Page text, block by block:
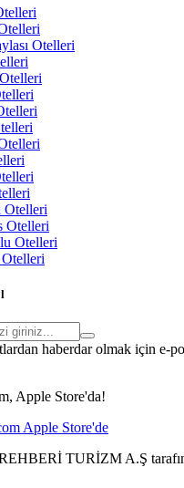
Otelleri
Otelleri
Otelleri
Otelleri
haberdar olmak için e-
Apple Store'da!
TURİZM A.Ş